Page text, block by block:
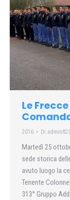
Le
2016 Di
Martedì 25
sede storica
avuto luogo la
Tenente
313° Gruppo